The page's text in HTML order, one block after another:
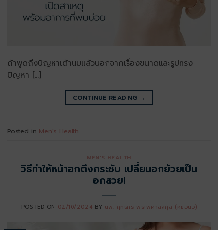
ถ้าพูดถึงปัญหาเต้านมแล้วนอกจากเรื่องขนาดและรูปทรง
ปัญหา […]
CONTINUE READING →
Posted in Men's Health
MEN'S HEALTH
วิธีทำให้หน้าอกตึงกระชับ เปลี่ยนอกย้วยเป็น
อกสวย!
POSTED ON 02/10/2024 BY นพ. ฤทธิกร พรไพศาลสกุล (หมอนิว)